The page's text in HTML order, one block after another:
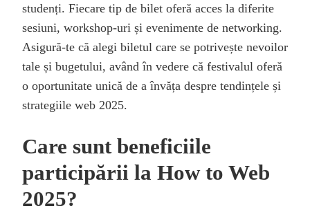
studenți. Fiecare tip de bilet oferă acces la diferite
sesiuni, workshop-uri și evenimente de networking.
Asigură-te că alegi biletul care se potrivește nevoilor
tale și bugetului, având în vedere că festivalul oferă
o oportunitate unică de a învăța despre tendințele și
strategiile web 2025.
Care sunt beneficiile
participării la How to Web
2025?